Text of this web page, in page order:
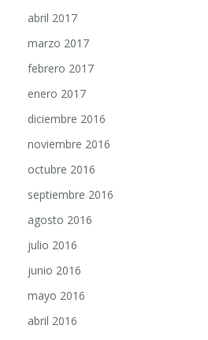
marzo 2017
febrero 2017
enero 2017
diciembre 2016
noviembre 2016
octubre 2016
septiembre 2016
agosto 2016
julio 2016
junio 2016
mayo 2016
abril 2016
marzo 2016